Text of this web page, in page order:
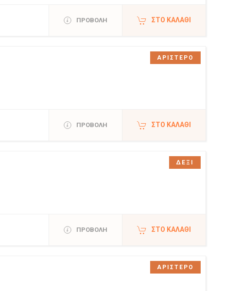
ΠΡΟΒΟΛΗ ΣΤΟ ΚΑΛΆΘΙ
ΠΡΟΒΟΛΗ ΣΤΟ ΚΑΛΆΘΙ
ΑΡΙΣΤΕΡΟ
ΠΡΟΒΟΛΗ ΣΤΟ ΚΑΛΆΘΙ
ΔΕΞΙ
ΑΡΙΣΤΕΡΟ